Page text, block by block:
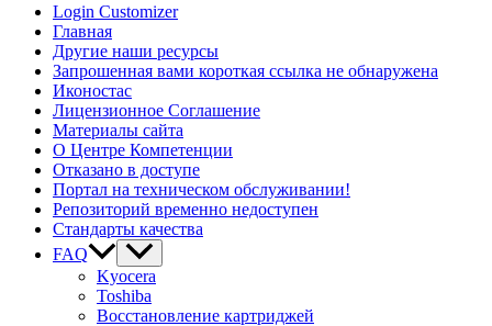
Login Customizer
Главная
Другие наши ресурсы
Запрошенная вами короткая ссылка не обнаружена
Иконостас
Лицензионное Соглашение
Материалы сайта
О Центре Компетенции
Отказано в доступе
Портал на техническом обслуживании!
Репозиторий временно недоступен
Стандарты качества
FAQ
Kyocera
Toshiba
Восстановление картриджей